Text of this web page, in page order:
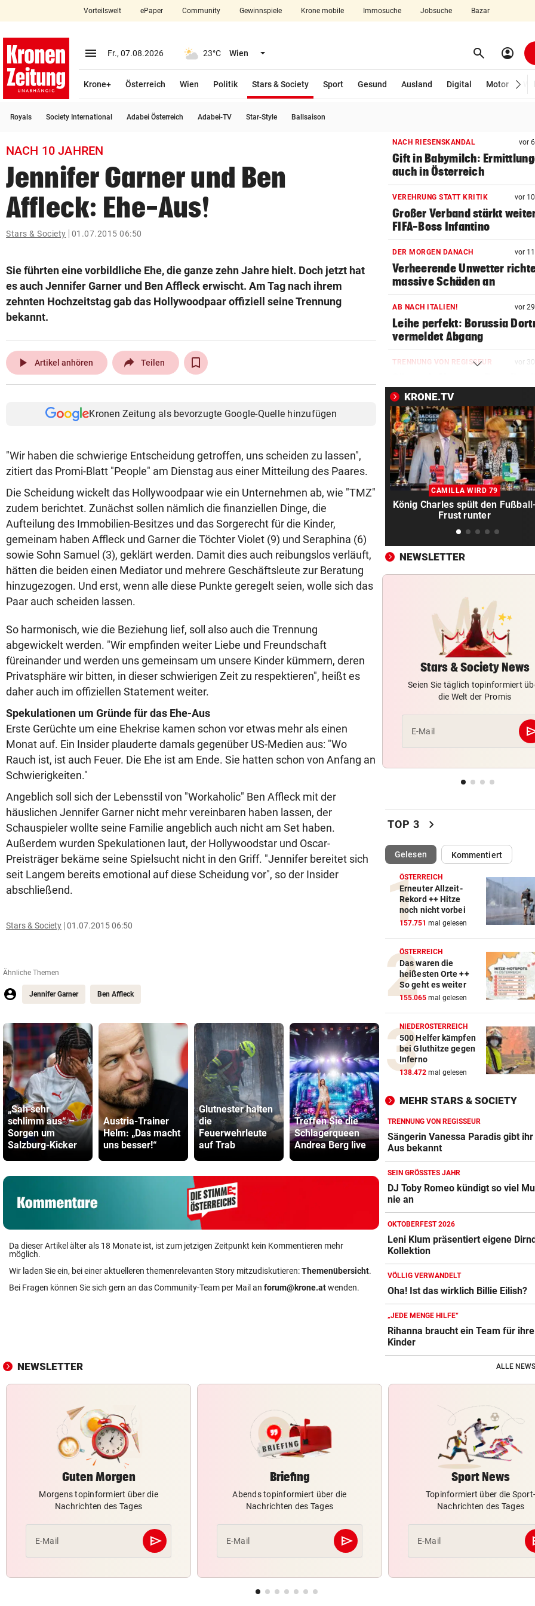
closeSchließen
account_circle Anmelden
arrow_right
search
Suchbegriff
eingeben
© Krone Multimedia GmbH & Co KG 2026
Muthgasse 2, 1190 Wien
Vorteilswelt ePaper Community Gewinnspiele Krone mobile Immosuche Jobsuche Bazar
menu Menü aufklappen
Fr., 07.08.2026 23°C Wien Menü aufklappen search Suchen
account_circle
Krone+ Österreich Wien Politik Stars & Society
Sport
Gesund Ausland Digital Motor
Royals Society International Adabei Österreich Adabei-TV Star-Style Ballsaison
NACH 10 JAHREN
Jennifer Garner und Ben
Affleck: Ehe-Aus!
Stars & Society 01.07.2015 06:50
Sie führten eine vorbildliche Ehe, die ganze zehn Jahre hielt. Doch jetzt hat
es auch Jennifer Garner und Ben Affleck erwischt. Am Tag nach ihrem
zehnten Hochzeitstag gab das Hollywoodpaar offiziell seine Trennung
bekannt.
play_arrow Artikel anhören Teilen
Kronen Zeitung als bevorzugte Google-Quelle hinzufügen
"Wir haben die schwierige Entscheidung getroffen, uns scheiden zu lassen",
zitiert das Promi-Blatt "People" am Dienstag aus einer Mitteilung des Paares.
Die Scheidung wickelt das Hollywoodpaar wie ein Unternehmen ab, wie "TMZ"
zudem berichtet. Zunächst sollen nämlich die finanziellen Dinge, die
Aufteilung des Immobilien-Besitzes und das Sorgerecht für die Kinder,
gemeinam haben Affleck und Garner die Töchter Violet (9) und Seraphina (6)
sowie Sohn Samuel (3), geklärt werden. Damit dies auch reibungslos verläuft,
hätten die beiden einen Mediator und mehrere Geschäftsleute zur Beratung
hinzugezogen. Und erst, wenn alle diese Punkte geregelt seien, wolle sich das
Paar auch scheiden lassen.
So harmonisch, wie die Beziehung lief, soll also auch die Trennung
abgewickelt werden. "Wir empfinden weiter Liebe und Freundschaft
füreinander und werden uns gemeinsam um unsere Kinder kümmern, deren
Privatsphäre wir bitten, in dieser schwierigen Zeit zu respektieren", heißt es
daher auch im offiziellen Statement weiter.
Spekulationen um Gründe für das Ehe-Aus
Erste Gerüchte um eine Ehekrise kamen schon vor etwas mehr als einen
Monat auf. Ein Insider plauderte damals gegenüber US-Medien aus: "Wo
Rauch ist, ist auch Feuer. Die Ehe ist am Ende. Sie hatten schon von Anfang an
Schwierigkeiten."
Angeblich soll sich der Lebensstil von "Workaholic" Ben Affleck mit der
häuslichen Jennifer Garner nicht mehr vereinbaren haben lassen, der
Schauspieler wollte seine Familie angeblich auch nicht am Set haben.
Außerdem wurden Spekulationen laut, der Hollywoodstar und Oscar-
Preisträger bekäme seine Spielsucht nicht in den Griff. "Jennifer bereitet sich
seit Langem bereits emotional auf diese Scheidung vor", so der Insider
abschließend.
Stars & Society 01.07.2015 06:50
Ähnliche Themen
Jennifer Garner Ben Affleck
„Sah sehr
schlimm aus“ –
Sorgen um
Salzburg-Kicker
Austria-Trainer
Helm: „Das macht
uns besser!“
Glutnester halten
die
Feuerwehrleute
auf Trab
Treffen Sie die
Schlagerqueen
Andrea Berg live
Nächtlicher
Einsatz forderte
drei Feuerwehren
Bilder an
Teenager
Da dieser Artikel älter als 18 Monate ist, ist zum jetzigen Zeitpunkt kein Kommentieren mehr
möglich.
Wir laden Sie ein, bei einer aktuelleren themenrelevanten Story mitzudiskutieren:Themenübersicht.
Bei Fragen können Sie sich gern an das Community-Team per Mail an forum@krone.atwenden.
NACH RIESENSKANDAL vor
Gift in Babymilch:
auch in Österreich
VEREHRUNG STATT KRITIK vor
Großer Verband stärkt
FIFA-Boss Infantino
DER MORGEN DANACH vor
Verheerende Unwetter
massive Schäden an
AB NACH ITALIEN! vor
Leihe perfekt: Borussia
vermeldet Abgang
TRENNUNG VON REGISSEUR vor
Ehe-Aus bekannt
FORSCHER RÄTSELN vor 37
Ungewöhnliche Todesfälle
Rentieren in Norwegen
NACH ZUSAMMENSTOSS vor
D: Dutzende Verletzte bei
Straßenbahnunfall
Salzburg: Lob von
und große Sorgen
DJ Toby Romeo kündigt so viel
Musik wie nie an
„KEINE FRAGE!“
Was tun gegen die schlechte
Stimmung im Land?
GROSSE AUFREGUNG
ZU WENIG WASSERKRAFT vor
Klassek ist der Jannik Sinner
Tennis-Unterhaus
NACH JUSTIZ-NIEDERLAGE
Trump will nun gegen
„Geburtstourismus“
JUBEL NACH 2:1-SIEG vor
Geburtstagsbier als
Austria-Kapitän
HÜRDEN-ASS BEI EM: vor
„Ich versuche bewusst,
darum zu machen“
PERFEKTER ZIELEINLAUF
Feurstein sprintet bei
Guadeloupe-Tour zum Sieg
SIMPLE TAKTIK vor
Telefon-Trick an
VOR DUELL GEGEN STURM vor
Warum Hartberg schon im
„scharf“ wird
AM WEG ZU OLYMPIA vor
„Ich war unsicher, ob ich
springen kann“
KRONE.TV
CAMILLA WIRD 79
König Charles spült den
Frust runter
NEWSLETTER
Stars & Society News
Seien Sie täglich topinformiert
die Welt der Promis
E-Mail
TOP 3 chevron_right
Gelesen(ausgewählt)Kommentiert
ÖSTERREICH
Erneuter Allzeit-
Rekord ++ Hitze
noch nicht vorbei
157.751 mal gelesen
ÖSTERREICH
Das waren die
heißesten Orte ++
So geht es weiter
155.065 mal gelesen
NIEDERÖSTERREICH
500 Helfer kämpfen
bei Gluthitze gegen
Inferno
138.472 mal gelesen
MEHR STARS & SOCIETY
TRENNUNG VON REGISSEUR
Sängerin Vanessa Paradis gibt ihr
Aus bekannt
SEIN GRÖSSTES JAHR
DJ Toby Romeo kündigt so viel
nie an
OKTOBERFEST 2026
Leni Klum präsentiert eigene
Kollektion
VÖLLIG VERWANDELT
Oha! Ist das wirklich Billie Eilish?
„JEDE MENGE HILFE“
Rihanna braucht ein Team für
Kinder
NEWSLETTER ALLE
Guten Morgen
Morgens topinformiert über die
Nachrichten des Tages
E-Mail send
Abschicken
Briefing
Abends topinformiert über die
Nachrichten des Tages
E-Mail send
Abschicken
Sport News
Topinformiert über die Sport-
Nachrichten des Tages
E-Mail